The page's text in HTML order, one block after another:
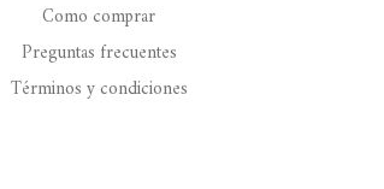
Como comprar
Preguntas frecuentes
Términos y condiciones